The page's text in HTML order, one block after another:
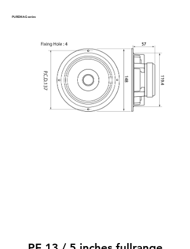
PUREMAG series